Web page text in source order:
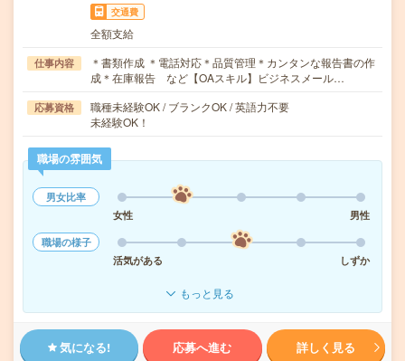
交通費
全額支給
仕事内容
＊書類作成 ＊電話対応＊品質管理＊カンタンな報告書の作
成＊在庫報告 など【OAスキル】ビジネスメール…
応募資格
職種未経験OK / ブランクOK / 英語力不要
未経験OK！
職場の雰囲気
男女比率
女性
男性
職場の様子
活気がある
しずか
もっと見る
気になる! 応募へ進む 詳しく見る